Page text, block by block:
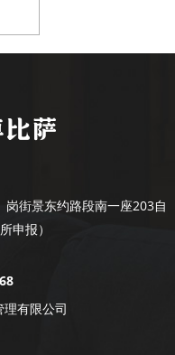
街景东约路段南一座203自
申报）
有限公司